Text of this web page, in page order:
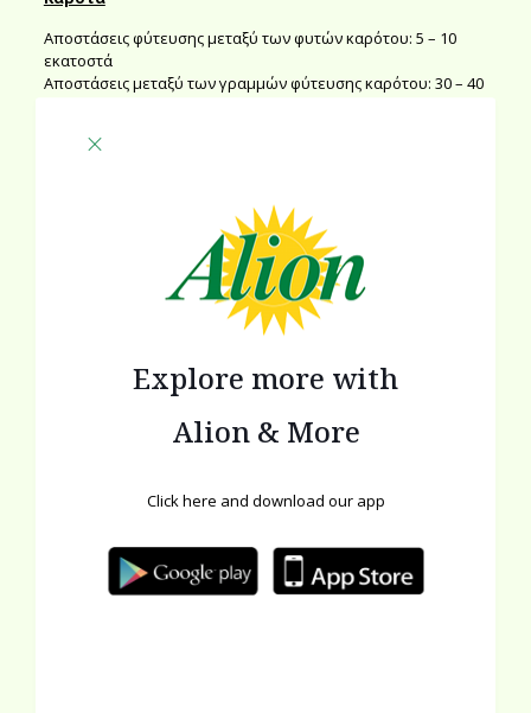
Αποστάσεις φύτευσης μεταξύ των φυτών καρότου: 5 – 10
εκατοστά
Αποστάσεις μεταξύ των γραμμών φύτευσης καρότου: 30 – 40
Λάχανο ( Κραμπί )
Αποστάσεις μεταξύ των γραμμών φύτευσης λάχανου: 80
εκατοστά – 120 εκατοστά
Αποστάσεις φύτευσης μεταξύ των φυτών μαϊντανού: 15 – 20
Αποστάσεις μεταξύ των γραμμών φύτευσης μαϊντανού: 30 –
70 εκατοστά
Ντομάτες
Explore more with
Alion & More
Click here and download our app